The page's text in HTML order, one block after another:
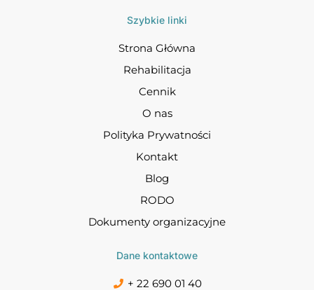
Szybkie linki
Strona Główna
Rehabilitacja
Cennik
O nas
Polityka Prywatności
Kontakt
Blog
RODO
Dokumenty organizacyjne
Dane kontaktowe
+ 22 690 01 40